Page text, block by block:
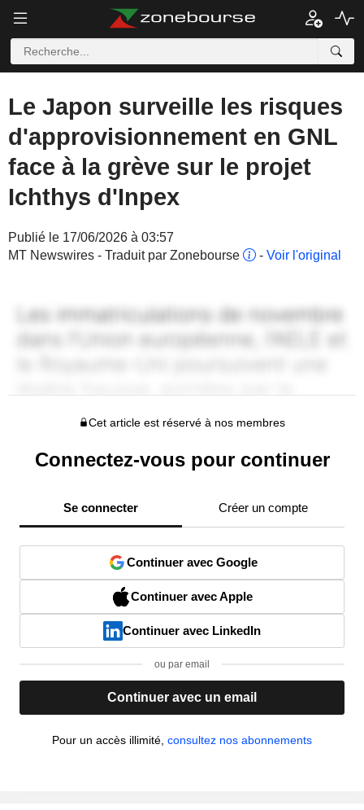
Le Japon surveille les risques
d'approvisionnement en GNL
face à la grève sur le projet
Ichthys d'Inpex
Publié le 17/06/2026 à 03:57
MT Newswires - Traduit par Zonebourse
- Voir l'original
Cet article est réservé à nos membres
Connectez-vous pour continuer
Se connecter Créer un compte
Continuer avec Google
Continuer avec Apple
Continuer avec LinkedIn
ou par email
Continuer avec un email
Pour un accès illimité, consultez nos abonnements